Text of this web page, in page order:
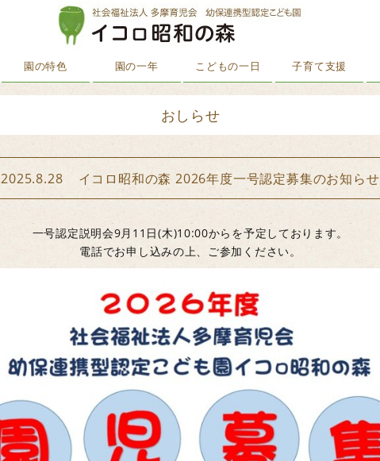
園の特色 園の一年 こどもの一日 子育て支援
おしらせ
2025.8.28 イコロ昭和の森 2026年度一号認定募集のお知らせ
一号認定説明会9月11日(木)10:00からを予定しております。
電話でお申し込みの上、ご参加ください。